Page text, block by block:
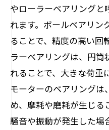
やローラーベアリングと
れます。ボールベアリン
ることで、精度の高い回
ラーベアリングは、円筒
れることで、大きな荷重
モーターのベアリングは
め、摩耗や磨耗が生じる
騒音や振動が発生した場